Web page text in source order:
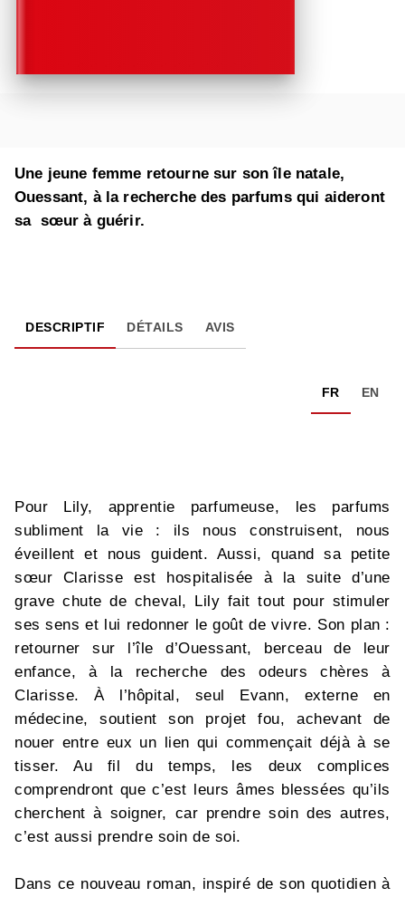
Une jeune femme retourne sur son île natale,
Ouessant, à la recherche des parfums qui aideront
sa sœur à guérir.
DESCRIPTIF DÉTAILS AVIS
FR EN
Pour Lily, apprentie parfumeuse, les parfums
subliment la vie : ils nous construisent, nous
éveillent et nous guident. Aussi, quand sa petite
sœur Clarisse est hospitalisée à la suite d’une
grave chute de cheval, Lily fait tout pour stimuler
ses sens et lui redonner le goût de vivre. Son plan :
retourner sur l’île d’Ouessant, berceau de leur
enfance, à la recherche des odeurs chères à
Clarisse. À l’hôpital, seul Evann, externe en
médecine, soutient son projet fou, achevant de
nouer entre eux un lien qui commençait déjà à se
tisser. Au fil du temps, les deux complices
comprendront que c’est leurs âmes blessées qu’ils
cherchent à soigner, car prendre soin des autres,
c’est aussi prendre soin de soi.
Dans ce nouveau roman, inspiré de son quotidien à